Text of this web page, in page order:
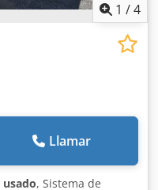
1 /4
Llamar
usado, Sistema de